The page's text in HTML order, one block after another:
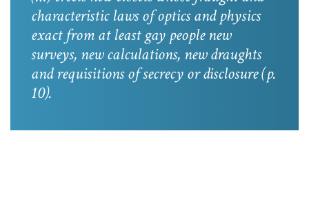
characteristic laws of optics and physics
exact from at least gay people new
surveys, new calculations, new draughts
and requisitions of secrecy or disclosure(p.
10).